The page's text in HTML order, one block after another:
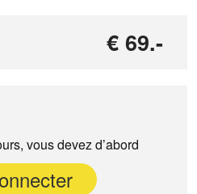
€ 69.-
vous devez d’abord